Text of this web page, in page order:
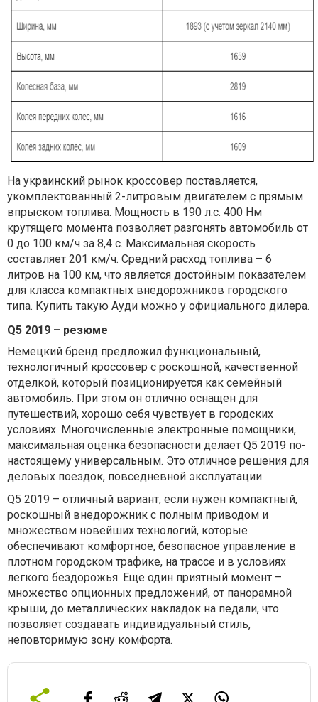
На украинский рынок кроссовер поставляется,
укомплектованный 2-литровым двигателем с прямым
впрыском топлива. Мощность в 190 л.с. 400 Нм
крутящего момента позволяет разгонять автомобиль от
0 до 100 км/ч за 8,4 с. Максимальная скорость
составляет 201 км/ч. Средний расход топлива – 6
литров на 100 км, что является достойным показателем
для класса компактных внедорожников городского
типа. Купить такую Ауди можно у официального дилера.
Q5 2019 – резюме
Немецкий бренд предложил функциональный,
технологичный кроссовер с роскошной, качественной
отделкой, который позиционируется как семейный
автомобиль. При этом он отлично оснащен для
путешествий, хорошо себя чувствует в городских
условиях. Многочисленные электронные помощники,
максимальная оценка безопасности делает Q5 2019 по-
настоящему универсальным. Это отличное решения для
деловых поездок, повседневной эксплуатации.
Q5 2019 – отличный вариант, если нужен компактный,
роскошный внедорожник с полным приводом и
множеством новейших технологий, которые
обеспечивают комфортное, безопасное управление в
плотном городском трафике, на трассе и в условиях
легкого бездорожья. Еще один приятный момент –
множество опционных предложений, от панорамной
крыши, до металлических накладок на педали, что
позволяет создавать индивидуальный стиль,
неповторимую зону комфорта.